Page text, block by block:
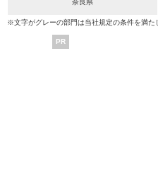
奈良県
※文字がグレーの部門は当社規定の条件を満た
PR